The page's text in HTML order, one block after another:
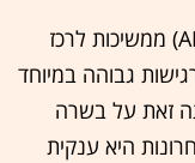
מניות הטכנולוגיה והבינה המלאכותית (AI) ממשיכות לרכז
גבוהה במיוחד
זאת על בשרה
24 השעות האחרונות היא ענקית